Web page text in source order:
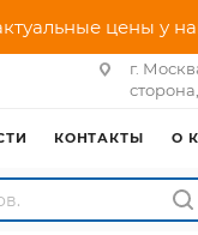
цены у
г.
КОНТАКТЫ О